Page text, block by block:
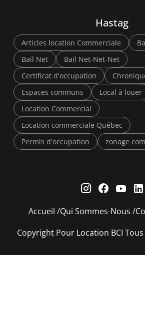
Hastag
Articles location Commerciale
Bail Net
Bail Net-Net-Net
Certificat d'occupation
Espaces communs
Local à louer
Location Commercial
Location commerciale Québec
Permis d'occupation
zonage
Accueil Qui Sommes-Nous
Copyright Pour Location BCI